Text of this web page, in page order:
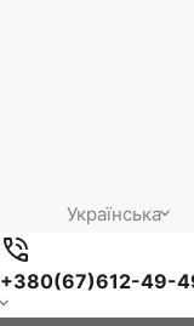
Українська
+380(67)612-49-